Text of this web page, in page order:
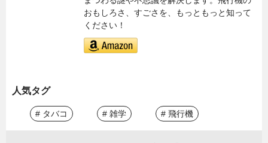
おもしろさ、すごさを、もっともっと知って
ください！
人気タグ
# タバコ # 雑学 # 飛行機